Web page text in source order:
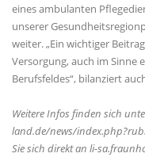
eines ambulanten
unserer
weiter. „Ein wichtiger
Versorgung, auch im Sinne
Berufsfeldes“, bilanziert
Weitere Infos finden sich
land.de/news/
Sie sich direkt an li-